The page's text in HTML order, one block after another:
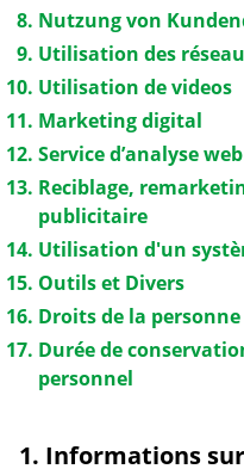
Nutzung von
Utilisation des
Utilisation de videos
Marketing digital
Service d’analyse web
Reciblage,
publicitaire
Utilisation d'un
Outils et Divers
Droits de la
Durée de
personnel
1. Informations